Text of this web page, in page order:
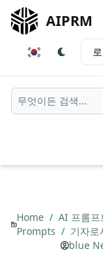
AIPRM
Home / AI 프롬프
Prompts / 기자로
blue